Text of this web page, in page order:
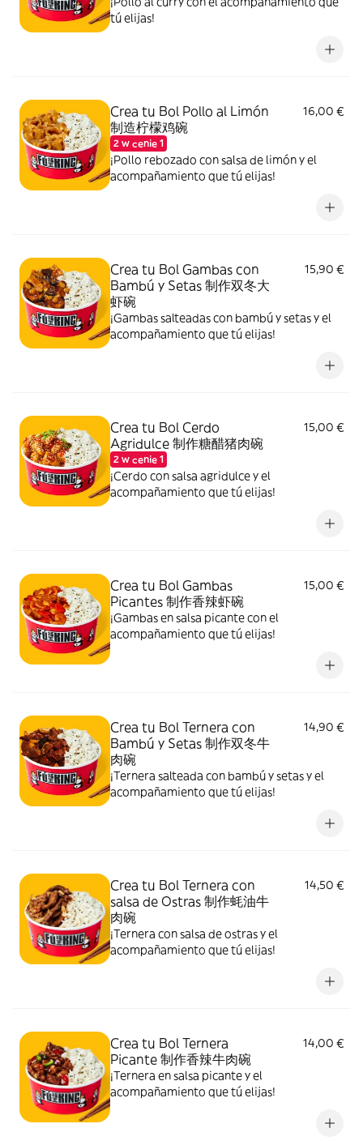
tú elijas!
Crea tu Bol Pollo al Limón
制造柠檬鸡碗
2 w cenie 1
16,00 €
¡Pollo rebozado con salsa de limón y el
acompañamiento que tú elijas!
Crea tu Bol Gambas con
Bambú y Setas 制作双冬大
虾碗
15,90 €
¡Gambas salteadas con bambú y setas y el
acompañamiento que tú elijas!
Crea tu Bol Cerdo
Agridulce 制作糖醋猪肉碗
2 w cenie 1
15,00 €
¡Cerdo con salsa agridulce y el
acompañamiento que tú elijas!
Crea tu Bol Gambas
Picantes 制作香辣虾碗
15,00 €
¡Gambas en salsa picante con el
acompañamiento que tú elijas!
Crea tu Bol Ternera con
Bambú y Setas 制作双冬牛
肉碗
14,90 €
¡Ternera salteada con bambú y setas y el
acompañamiento que tú elijas!
Crea tu Bol Ternera con
salsa de Ostras 制作蚝油牛
肉碗
14,50 €
¡Ternera con salsa de ostras y el
acompañamiento que tú elijas!
Crea tu Bol Ternera
Picante 制作香辣牛肉碗
14,00 €
¡Ternera en salsa picante y el
acompañamiento que tú elijas!